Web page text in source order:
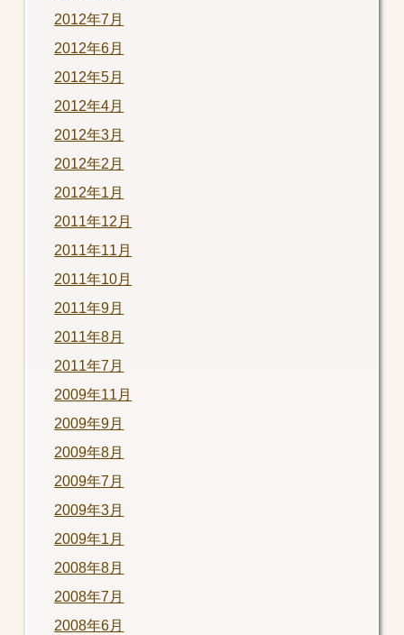
2012年7月
2012年6月
2012年5月
2012年4月
2012年3月
2012年2月
2012年1月
2011年12月
2011年11月
2011年10月
2011年9月
2011年8月
2011年7月
2009年11月
2009年9月
2009年8月
2009年7月
2009年3月
2009年1月
2008年8月
2008年7月
2008年6月